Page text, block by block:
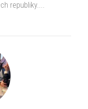
republiky....